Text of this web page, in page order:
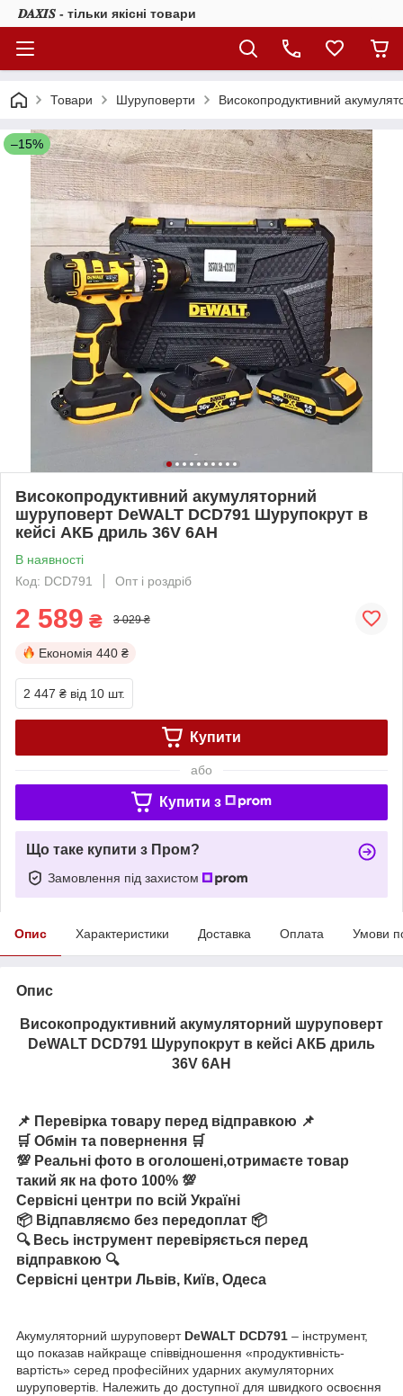
𝑫𝑨𝑿𝑰𝑺 - тільки якісні товари
Товари Шуруповерти Високопродуктивний
–15%
Високопродуктивний акумуляторний
шуруповерт DeWALT DCD791 Шурупокрут в
кейсі АКБ дриль 36V 6AH
В наявності
Код: DCD791
Опт і роздріб
2 589 ₴ 3 029 ₴
Економія 440 ₴
2 447 ₴ від 10 шт.
Купити
або
Купити з
Що таке купити з Пром?
Замовлення під захистом
Опис Характеристики Доставка Оплата Умови
Опис
Високопродуктивний акумуляторний шуруповерт
DeWALT DCD791 Шурупокрут в кейсі АКБ дриль
36V 6AH
📌 Перевірка товару перед відправкою 📌
🛒 Обмін та повернення 🛒
💯 Реальні фото в оголошені,отримаєте товар
такий як на фото 100% 💯
Сервісні центри по всій Україні
📦 Відпавляємо без передоплат 📦
🔍 Весь інструмент перевіряється перед
відправкою 🔍
Сервісні центри Львів, Київ, Одеса
Акумуляторний шуруповерт DeWALT DCD791 – інструмент,
що показав найкраще співвідношення «продуктивність-
вартість» серед професійних ударних акумуляторних
шуруповертів. Належить до доступної для швидкого освоєння